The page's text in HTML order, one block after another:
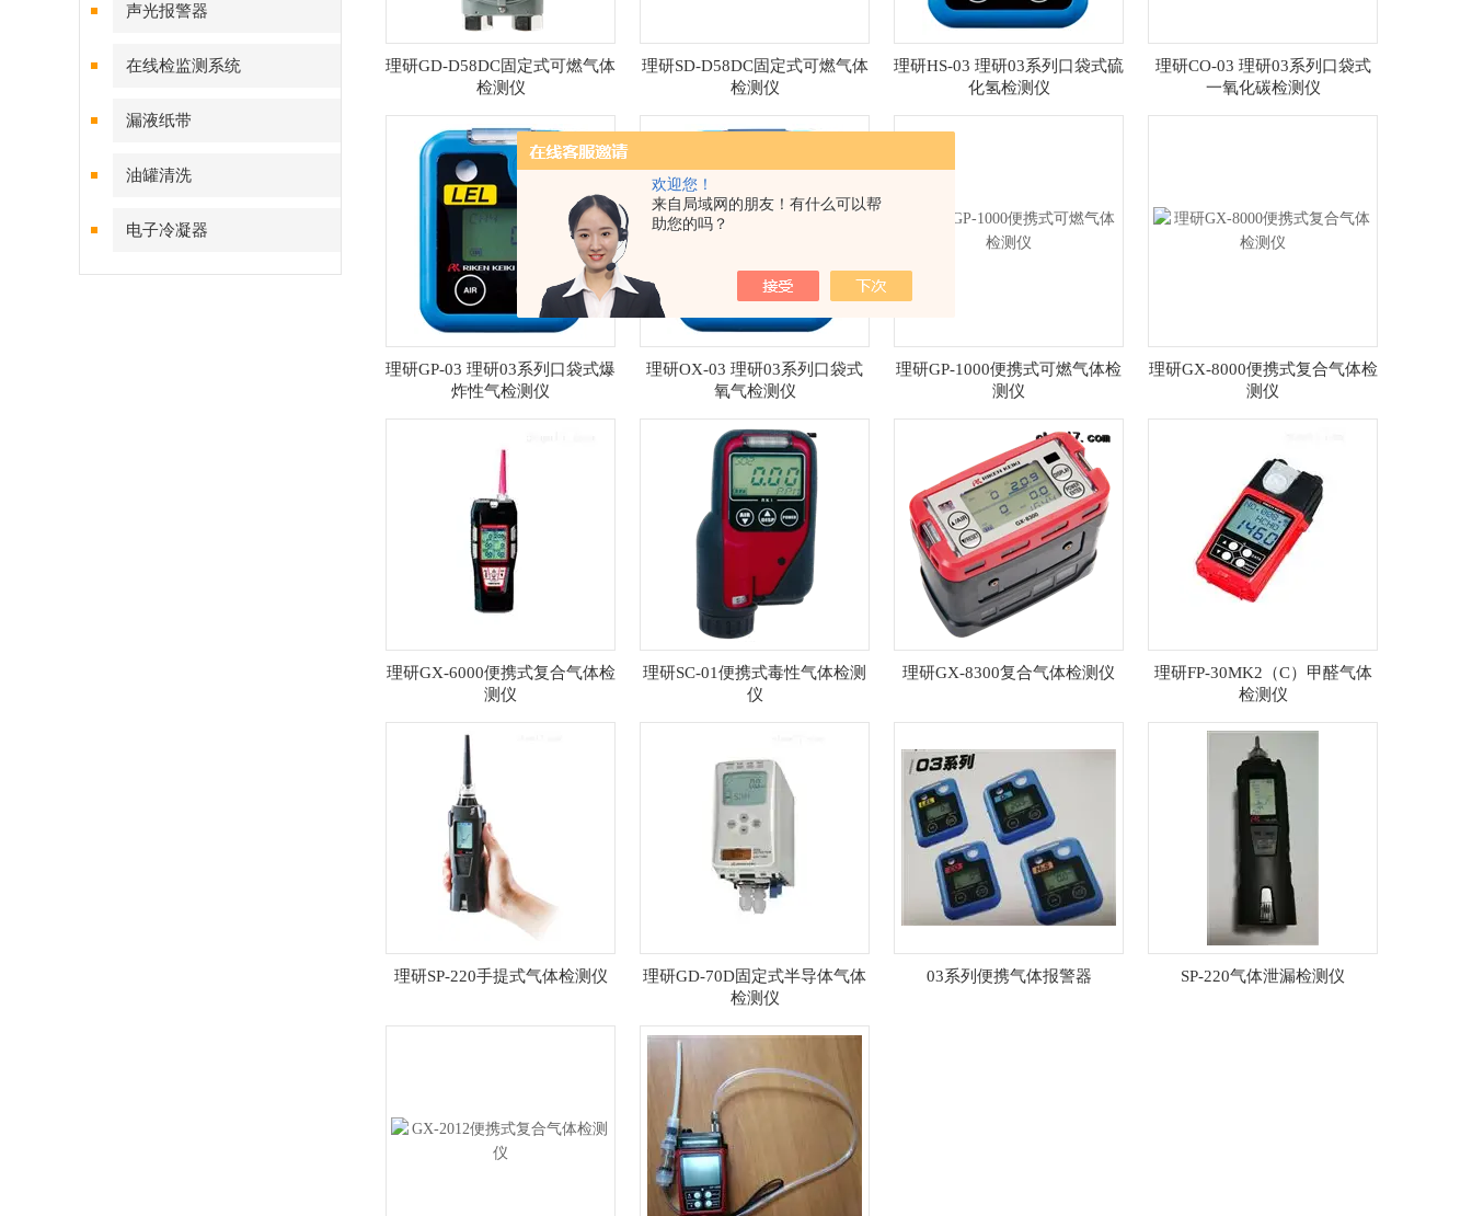
欢迎您！
来自局域网的朋友！有什么可以帮
助您的吗？
声光报警器
在线检监测系统
漏液纸带
油罐清洗
电子冷凝器
理研GD-D58DC固定式可燃气体
检测仪
理研SD-D58DC固定式可燃气体
检测仪
理研HS-03 理研03系列口袋式硫
化氢检测仪
理研CO-03 理研03系列口袋式
一氧化碳检测仪
理研GP-03 理研03系列口袋式爆
炸性气检测仪
理研OX-03 理研03系列口袋式
氧气检测仪
理研GP-1000便携式可燃气体检
测仪
理研GX-8000便携式复合气体检
测仪
理研GX-6000便携式复合气体检
测仪
理研SC-01便携式毒性气体检测
仪
理研GX-8300复合气体检测仪
理研FP-30MK2（C）甲醛气体
检测仪
理研SP-220手提式气体检测仪
理研GD-70D固定式半导体气体
检测仪
03系列便携气体报警器 SP-220气体泄漏检测仪